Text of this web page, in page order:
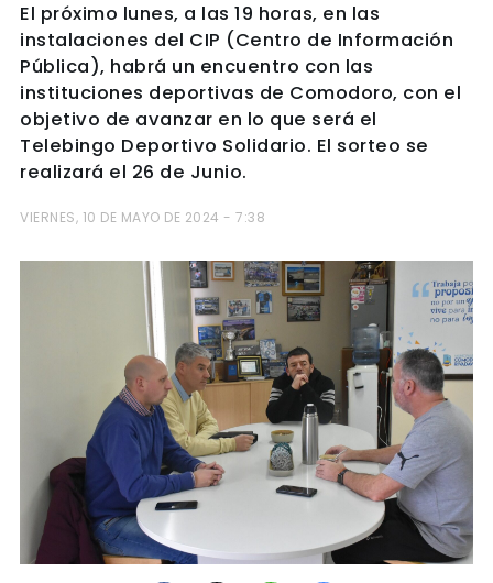
El próximo lunes, a las 19 horas, en las
instalaciones del CIP (Centro de Información
Pública), habrá un encuentro con las
instituciones deportivas de Comodoro, con el
objetivo de avanzar en lo que será el
Telebingo Deportivo Solidario. El sorteo se
realizará el 26 de Junio.
VIERNES, 10 DE MAYO DE 2024 - 7:38